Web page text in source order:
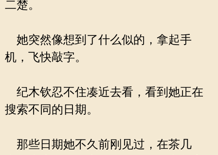
二楚。
她突然像想到了什么似的，拿起手
机，飞快敲字。
纪木钦忍不住凑近去看，看到她正在
搜索不同的日期。
那些日期她不久前刚见过，在茶几